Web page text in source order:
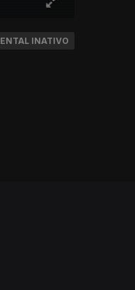
INATIVO